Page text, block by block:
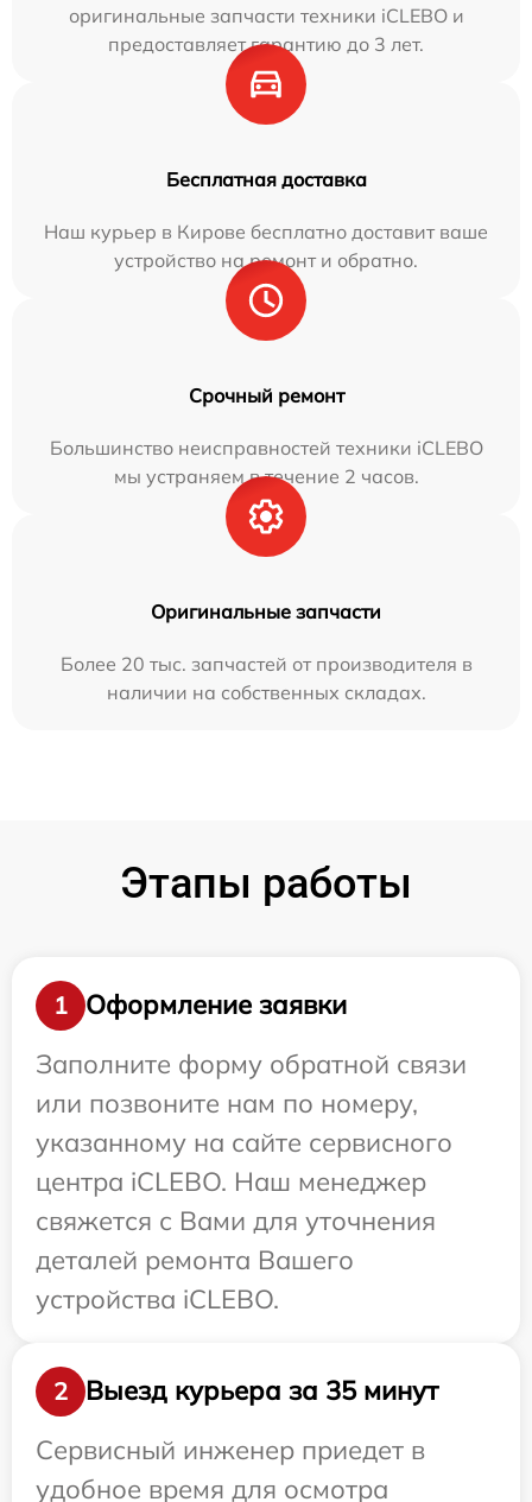
оригинальные запчасти техники iCLEBO и
предоставляет гарантию до 3 лет.
Бесплатная доставка
Наш курьер в Кирове бесплатно доставит ваше
устройство на ремонт и обратно.
Срочный ремонт
Большинство неисправностей техники iCLEBO
мы устраняем в течение 2 часов.
Оригинальные запчасти
Более 20 тыс. запчастей от производителя в
наличии на собственных складах.
Этапы работы
1
Оформление заявки
Заполните форму обратной связи
или позвоните нам по номеру,
указанному на сайте сервисного
центра iCLEBO. Наш менеджер
свяжется с Вами для уточнения
деталей ремонта Вашего
устройства iCLEBO.
2
Выезд курьера за 35 минут
Сервисный инженер приедет в
удобное время для осмотра